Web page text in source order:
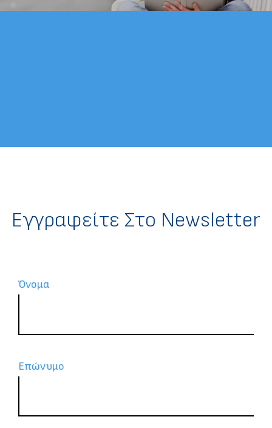
Eγγραφείτε Στο Newsletter
Όνομα
Επώνυμο